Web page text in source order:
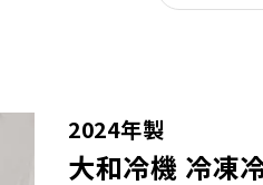
2024年製
大和冷機 冷凍